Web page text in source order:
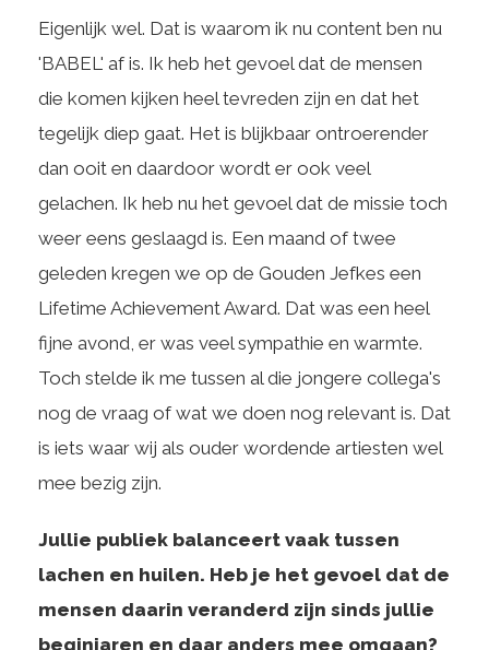
Eigenlijk wel. Dat is waarom ik nu content ben nu
'BABEL' af is. Ik heb het gevoel dat de mensen
die komen kijken heel tevreden zijn en dat het
tegelijk diep gaat. Het is blijkbaar ontroerender
dan ooit en daardoor wordt er ook veel
gelachen. Ik heb nu het gevoel dat de missie toch
weer eens geslaagd is. Een maand of twee
geleden kregen we op de Gouden Jefkes een
Lifetime Achievement Award. Dat was een heel
fijne avond, er was veel sympathie en warmte.
Toch stelde ik me tussen al die jongere collega's
nog de vraag of wat we doen nog relevant is. Dat
is iets waar wij als ouder wordende artiesten wel
mee bezig zijn.
Jullie publiek balanceert vaak tussen
lachen en huilen. Heb je het gevoel dat de
mensen daarin veranderd zijn sinds jullie
beginjaren en daar anders mee omgaan?